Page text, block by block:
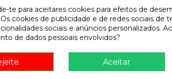
Recambio
referencia
te para aceitares cookies para efeitos de
cookies de publicidade e de redes sociais de
sociais e anúncios personalizados.
de dados pessoais envolvidos?
Aceitar